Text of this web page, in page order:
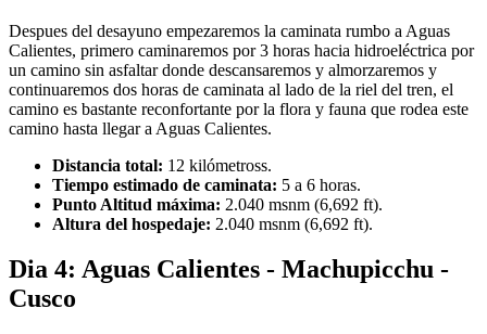
Despues del desayuno empezaremos la caminata rumbo a Aguas
Calientes, primero caminaremos por 3 horas hacia hidroeléctrica por
un camino sin asfaltar donde descansaremos y almorzaremos y
continuaremos dos horas de caminata al lado de la riel del tren, el
camino es bastante reconfortante por la flora y fauna que rodea este
camino hasta llegar a Aguas Calientes.
Distancia total: 12 kilómetross.
Tiempo estimado de caminata: 5 a 6 horas.
Punto Altitud máxima: 2.040 msnm (6,692 ft).
Altura del hospedaje: 2.040 msnm (6,692 ft).
Dia 4: Aguas Calientes - Machupicchu -
Cusco